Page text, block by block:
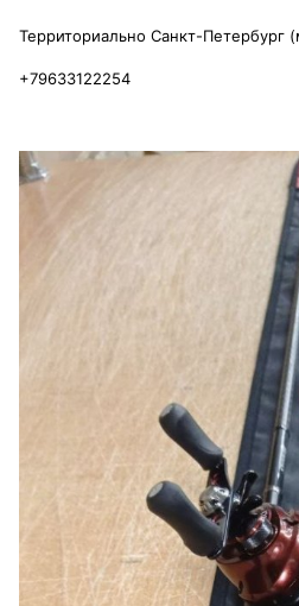
Территориально Санкт-Петербург
+796ЗЗ122254